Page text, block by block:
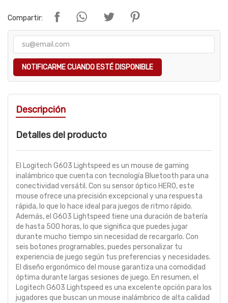
Compartir:
NOTIFICARME CUANDO ESTÉ DISPONIBLE
Descripción
Detalles del producto
El Logitech G603 Lightspeed es un mouse de gaming
inalámbrico que cuenta con tecnología Bluetooth para una
conectividad versátil. Con su sensor óptico HERO, este
mouse ofrece una precisión excepcional y una respuesta
rápida, lo que lo hace ideal para juegos de ritmo rápido.
Además, el G603 Lightspeed tiene una duración de batería
de hasta 500 horas, lo que significa que puedes jugar
durante mucho tiempo sin necesidad de recargarlo. Con
seis botones programables, puedes personalizar tu
experiencia de juego según tus preferencias y necesidades.
El diseño ergonómico del mouse garantiza una comodidad
óptima durante largas sesiones de juego. En resumen, el
Logitech G603 Lightspeed es una excelente opción para los
jugadores que buscan un mouse inalámbrico de alta calidad